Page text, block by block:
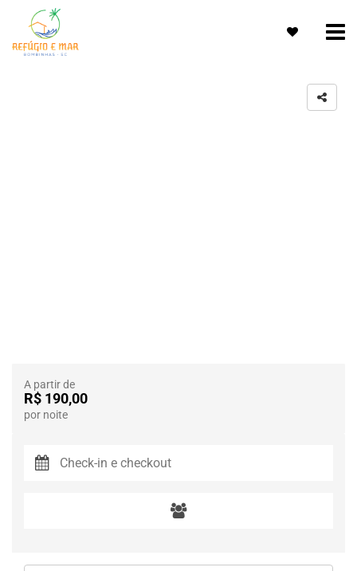
A partir de
R$ 190,00
por noite